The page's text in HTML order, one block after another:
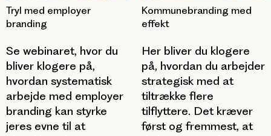
Tryl med employer
branding
Se webinaret, hvor du
bliver klogere på,
hvordan systematisk
arbejde med employer
branding kan styrke
jeres evne til at
Kommunebranding med
effekt
Her bliver du klogere
på, hvordan du arbejder
strategisk med at
tiltrække flere
tilflyttere. Det kræver
først og fremmest, at